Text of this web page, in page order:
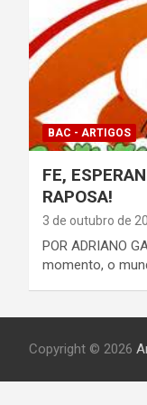
BAC - ARTIGOS
FE,
RAPOSA!
3 de outubro de
POR ADRIANO
momento, o
Copyright © 2026